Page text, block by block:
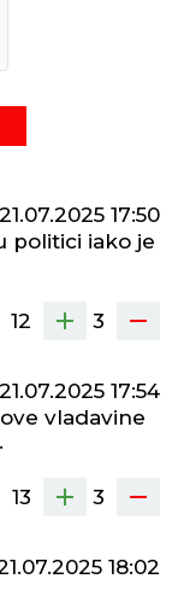
21.07.2025 17:50
politici iako je
12 3
21.07.2025 17:54
vladavine
13 3
18:02